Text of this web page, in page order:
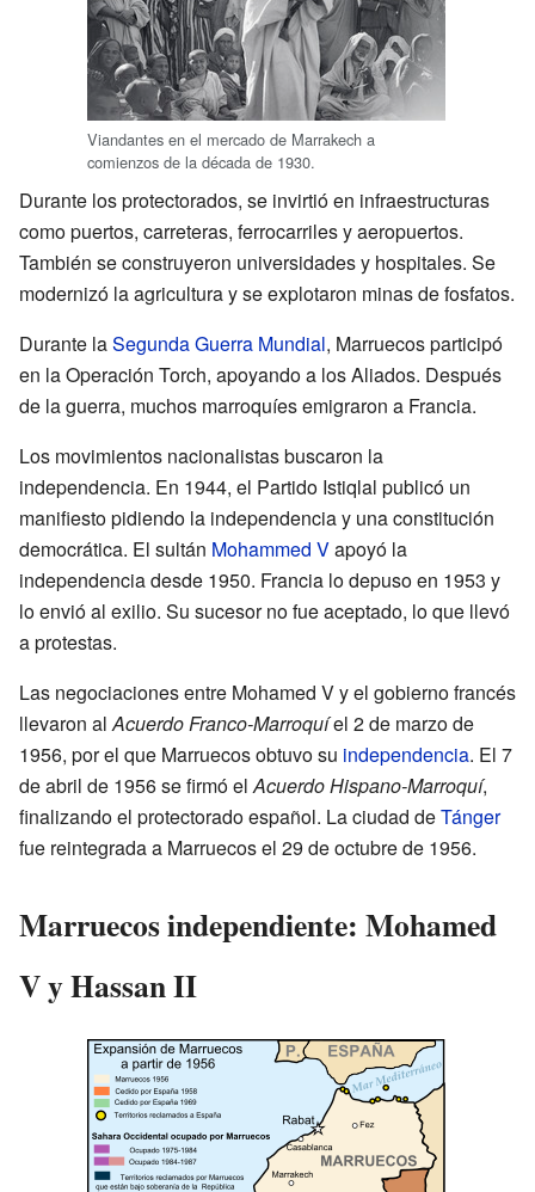
Viandantes en el mercado de Marrakech a
comienzos de la década de 1930.
Durante los protectorados, se invirtió en infraestructuras
como puertos, carreteras, ferrocarriles y aeropuertos.
También se construyeron universidades y hospitales. Se
modernizó la agricultura y se explotaron minas de fosfatos.
Durante laSegunda Guerra Mundial, Marruecos participó
en la Operación Torch, apoyando a los Aliados. Después
de la guerra, muchos marroquíes emigraron a Francia.
Los movimientos nacionalistas buscaron la
independencia. En 1944, el Partido Istiqlal publicó un
manifiesto pidiendo la independencia y una constitución
democrática. El sultán Mohammed Vapoyó la
independencia desde 1950. Francia lo depuso en 1953 y
lo envió al exilio. Su sucesor no fue aceptado, lo que llevó
a protestas.
Las negociaciones entre Mohamed V y el gobierno francés
llevaron al Acuerdo Franco-Marroquíel 2 de marzo de
1956, por el que Marruecos obtuvo su independencia. El 7
de abril de 1956 se firmó el Acuerdo Hispano-Marroquí,
finalizando el protectorado español. La ciudad deTánger
fue reintegrada a Marruecos el 29 de octubre de 1956.
Marruecos independiente: Mohamed
V y Hassan II